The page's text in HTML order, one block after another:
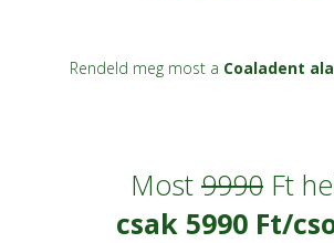
Rendeld meg most a Coaladent
Most 9990Ft
csak 5990 Ft/